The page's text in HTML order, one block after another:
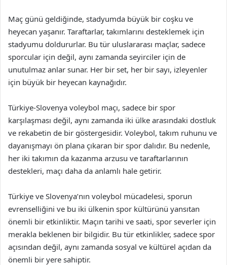
Maç günü geldiğinde, stadyumda büyük bir coşku ve
heyecan yaşanır. Taraftarlar, takımlarını desteklemek için
stadyumu doldururlar. Bu tür uluslararası maçlar, sadece
sporcular için değil, aynı zamanda seyirciler için de
unutulmaz anlar sunar. Her bir set, her bir sayı, izleyenler
için büyük bir heyecan kaynağıdır.
Türkiye-Slovenya voleybol maçı, sadece bir spor
karşılaşması değil, aynı zamanda iki ülke arasındaki dostluk
ve rekabetin de bir göstergesidir. Voleybol, takım ruhunu ve
dayanışmayı ön plana çıkaran bir spor dalıdır. Bu nedenle,
her iki takımın da kazanma arzusu ve taraftarlarının
destekleri, maçı daha da anlamlı hale getirir.
Türkiye ve Slovenya’nın voleybol mücadelesi, sporun
evrenselliğini ve bu iki ülkenin spor kültürünü yansıtan
önemli bir etkinliktir. Maçın tarihi ve saati, spor severler için
merakla beklenen bir bilgidir. Bu tür etkinlikler, sadece spor
açısından değil, aynı zamanda sosyal ve kültürel açıdan da
önemli bir yere sahiptir.